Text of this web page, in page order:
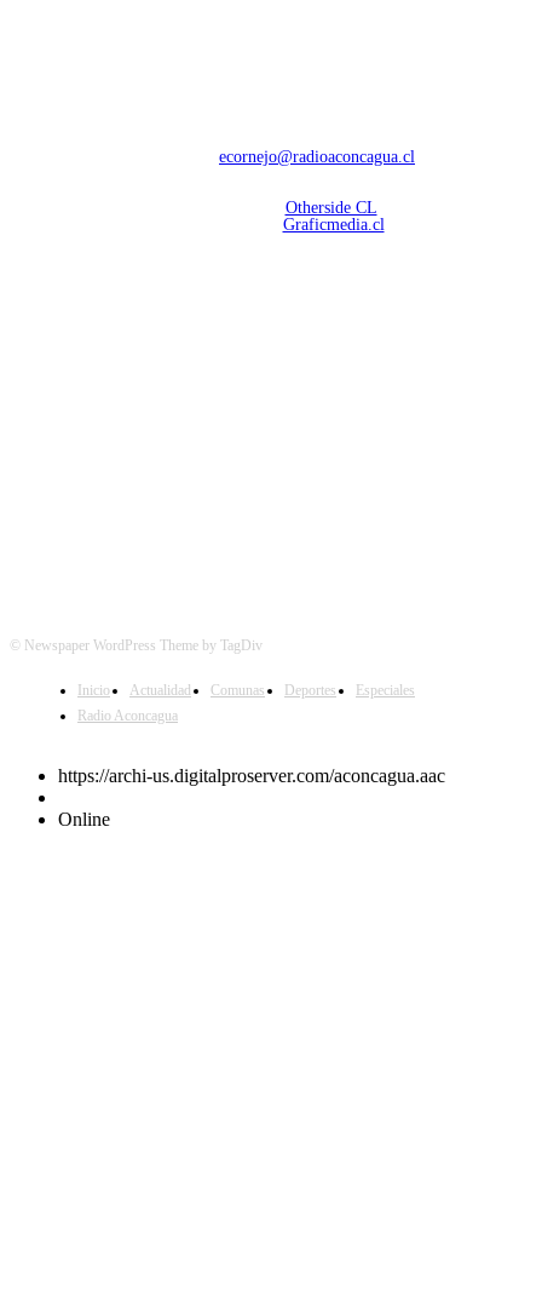
ecornejo@radioaconcagua.cl
Otherside CL
Graficmedia.cl
© Newspaper WordPress Theme by TagDiv
Inicio Actualidad Comunas Deportes
Especiales
Radio Aconcagua
https://archi-us.digitalproserver.com/aconcagua.aac
Online